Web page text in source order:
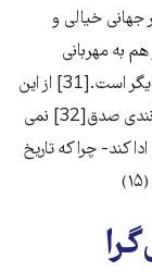
خیالی و
به مهربانی
می‌نشینند)؛ یعنی جهانی که دورتر از همۀ جهان‌‌‌های دیگر است.[31] از این
رو، به نظر می‌‌‌رسد که تحلیل جهان‌‌‌های ممکن از همانندی صدق[32] نمی
کند- چرا که تاریخ